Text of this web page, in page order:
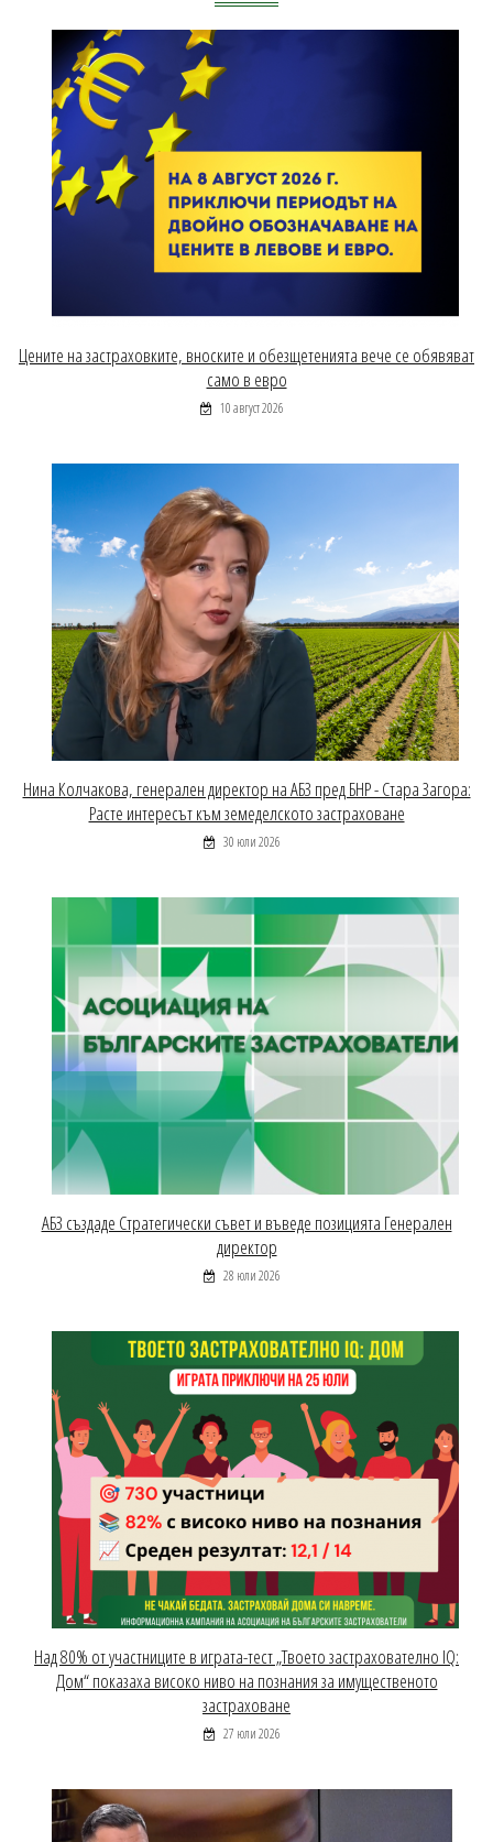
Цените на застраховките, вноските и обезщетенията вече се обявяват
само в евро
10 август 2026
Нина Колчакова, генерален директор на АБЗ пред БНР - Стара Загора:
Расте интересът към земеделското застраховане
30 юли 2026
АБЗ създаде Стратегически съвет и въведе позицията Генерален
директор
28 юли 2026
Над 80% от участниците в играта-тест „Твоето застрахователно IQ:
Дом“ показаха високо ниво на познания за имущественото
застраховане
27 юли 2026